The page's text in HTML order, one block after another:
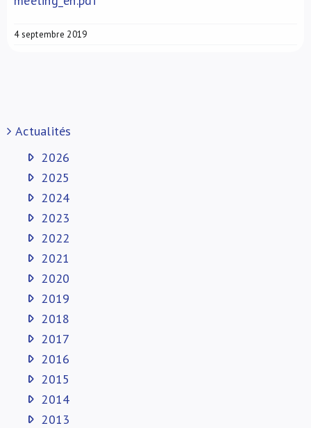
4 septembre 2019
Actualités
2026
2025
2024
2023
2022
2021
2020
2019
2018
2017
2016
2015
2014
2013